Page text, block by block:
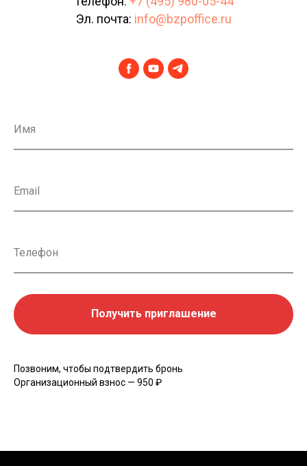
Эл. почта: info@bzpoffice.ru
Имя
Email
Телефон
Получить приглашение
Позвоним, чтобы подтвердить бронь
Организационный взнос — 950 ₽